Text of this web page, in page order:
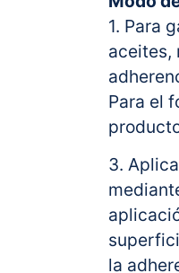
1. Para
aceites,
Para el
3.
la